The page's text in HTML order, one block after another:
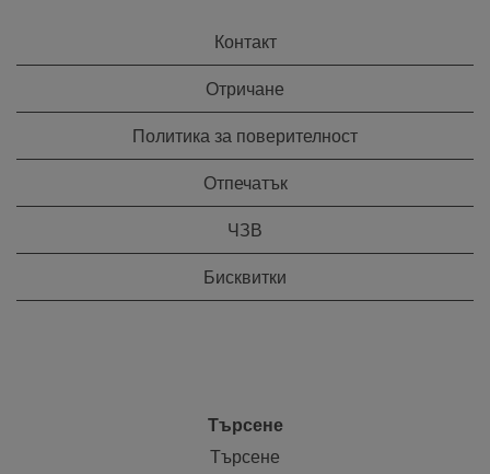
Контакт
Отричане
Политика за поверителност
Отпечатък
ЧЗВ
Бисквитки
Търсене
Търсене